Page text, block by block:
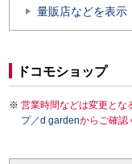
量販店などを表示
ドコモショップ
営業時間などは変更とな
プ／d gardenからご確認